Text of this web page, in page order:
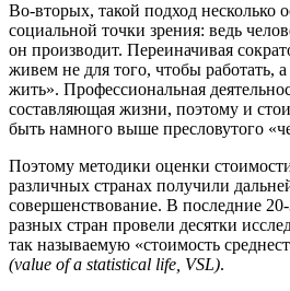
Во-вторых, такой подход несколько
социальной точки зрения: ведь
он производит. Переиначивая
живем не для того, чтобы работать,
жить». Профессиональная
составляющая жизни, поэтому и
быть намного выше пресловутого
Поэтому методики оценки
различных странах получили
совершенствование. В последние
разных стран провели десятки
так называемую «стоимость
(value of a statistical life, VSL).